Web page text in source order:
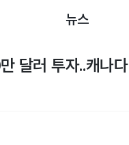
뉴스
달러 투자..캐나